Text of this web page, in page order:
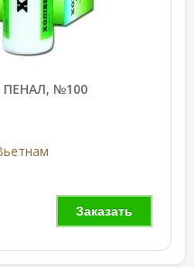
№100
Заказать